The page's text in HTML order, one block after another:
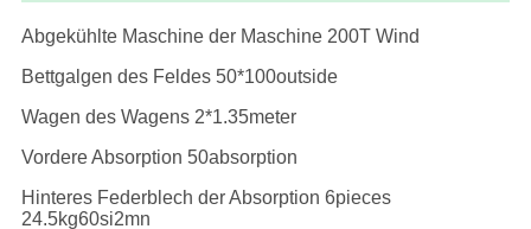
Abgekühlte Maschine der Maschine 200T Wind
Bettgalgen des Feldes 50*100outside
Wagen des Wagens 2*1.35meter
Vordere Absorption 50absorption
Hinteres Federblech der Absorption 6pieces
24.5kg60si2mn